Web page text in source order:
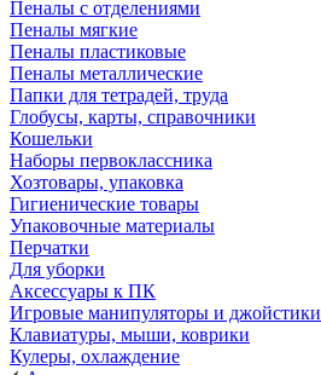
Пеналы с отделениями
Пеналы мягкие
Пеналы пластиковые
Пеналы металлические
Папки для тетрадей, труда
Глобусы, карты, справочники
Кошельки
Наборы первоклассника
Хозтовары, упаковка
Гигиенические товары
Упаковочные материалы
Перчатки
Для уборки
Аксессуары к ПК
Игровые манипуляторы и джойстики
Клавиатуры, мыши, коврики
Кулеры, охлаждение